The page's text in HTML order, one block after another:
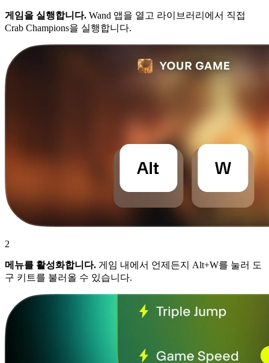
게임을 실행합니다. Wand 앱을 열고 라이브러리에서 직접
Crab Champions을 실행합니다.
2
메뉴를 활성화합니다. 게임 내에서 언제든지 Alt+W를 눌러 도
구 키트를 불러올 수 있습니다.